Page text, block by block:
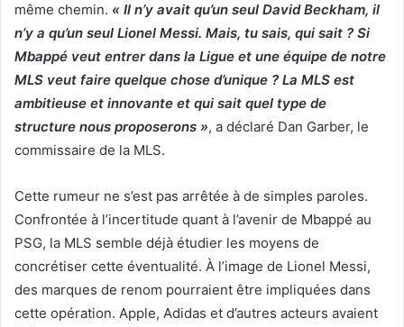
même chemin. « Il n’y avait qu’un seul David Beckham, il
n’y a qu’un seul Lionel Messi. Mais, tu sais, qui sait ? Si
Mbappé veut entrer dans la Ligue et une équipe de notre
MLS veut faire quelque chose d’unique ? La MLS est
ambitieuse et innovante et qui sait quel type de
structure nous proposerons », a déclaré Dan Garber, le
commissaire de la MLS.
Cette rumeur ne s’est pas arrêtée à de simples paroles.
Confrontée à l’incertitude quant à l’avenir de Mbappé au
PSG, la MLS semble déjà étudier les moyens de
concrétiser cette éventualité. À l’image de Lionel Messi,
des marques de renom pourraient être impliquées dans
cette opération. Apple, Adidas et d’autres acteurs avaient